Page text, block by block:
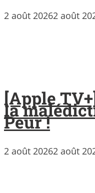
2 août 20262 août
[Apple
la
Peur !
2 août 20262 août